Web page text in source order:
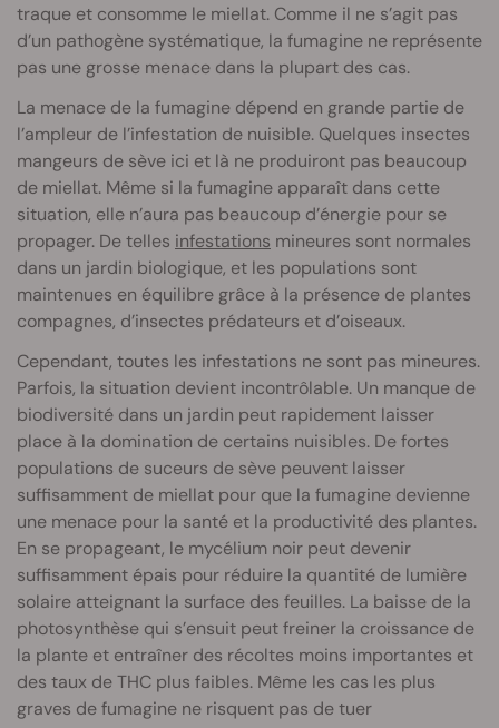
traque et consomme le miellat. Comme il ne s’agit pas
d’un pathogène systématique, la fumagine ne représente
pas une grosse menace dans la plupart des cas.
La menace de la fumagine dépend en grande partie de
l’ampleur de l’infestation de nuisible. Quelques insectes
mangeurs de sève ici et là ne produiront pas beaucoup
de miellat. Même si la fumagine apparaît dans cette
situation, elle n’aura pas beaucoup d’énergie pour se
propager. De telles infestations mineures sont normales
dans un jardin biologique, et les populations sont
maintenues en équilibre grâce à la présence de plantes
compagnes, d’insectes prédateurs et d’oiseaux.
Cependant, toutes les infestations ne sont pas mineures.
Parfois, la situation devient incontrôlable. Un manque de
biodiversité dans un jardin peut rapidement laisser
place à la domination de certains nuisibles. De fortes
populations de suceurs de sève peuvent laisser
suffisamment de miellat pour que la fumagine devienne
une menace pour la santé et la productivité des plantes.
En se propageant, le mycélium noir peut devenir
suffisamment épais pour réduire la quantité de lumière
solaire atteignant la surface des feuilles. La baisse de la
photosynthèse qui s’ensuit peut freiner la croissance de
la plante et entraîner des récoltes moins importantes et
des taux de THC plus faibles. Même les cas les plus
graves de fumagine ne risquent pas de tuer